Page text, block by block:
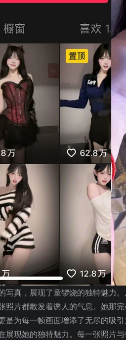
写真，展现了童锣烧的独特魅力
照片都散发着诱人的气息。她那
是为每一帧画面增添了无尽的吸
展现她的独特魅力。每一张照片